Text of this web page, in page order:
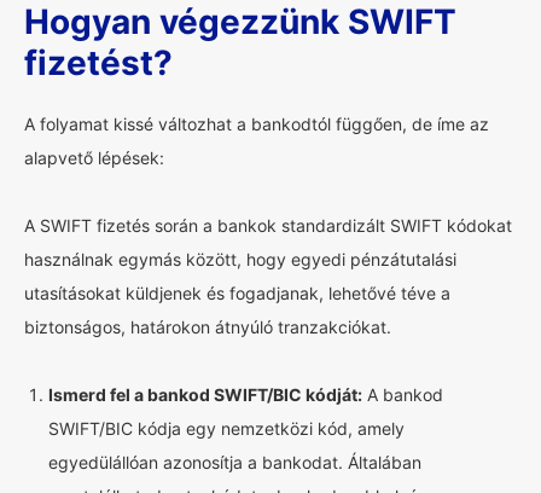
Hogyan végezzünk SWIFT
fizetést?
A folyamat kissé változhat a bankodtól függően, de íme az
alapvető lépések:
A SWIFT fizetés során a bankok standardizált SWIFT kódokat
használnak egymás között, hogy egyedi pénzátutalási
utasításokat küldjenek és fogadjanak, lehetővé téve a
biztonságos, határokon átnyúló tranzakciókat.
Ismerd fel a bankod SWIFT/BIC kódját: A bankod
SWIFT/BIC kódja egy nemzetközi kód, amely
egyedülállóan azonosítja a bankodat. Általában